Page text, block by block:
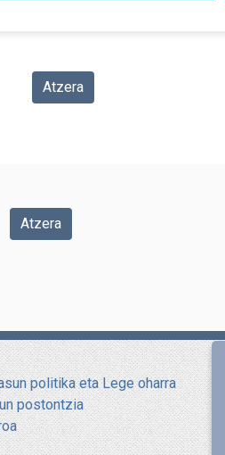
Atzera
Atzera
politika eta Lege oharra
postontzia